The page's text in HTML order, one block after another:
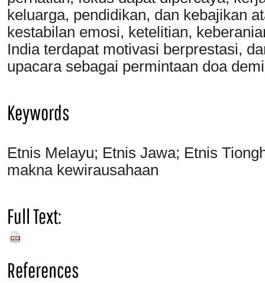
keluarga, pendidikan, dan kebajikan
kestabilan emosi, ketelitian,
India terdapat motivasi berprestasi,
upacara sebagai permintaan doa
Keywords
Etnis Melayu; Etnis Jawa; Etnis
makna kewirausahaan
Full Text:
PDF
References